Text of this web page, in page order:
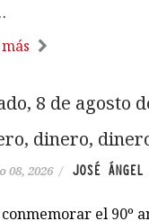
8 de agosto
dinero,
08, 2026 / JOSÉ ÁNGEL
el 90º